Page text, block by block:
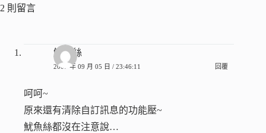
2 則留言
魷魚絲
2007 年 09 月 05 日 / 23:46:11 回覆
呵呵~
原來還有清除自訂訊息的功能壓~
魷魚絲都沒在注意說…